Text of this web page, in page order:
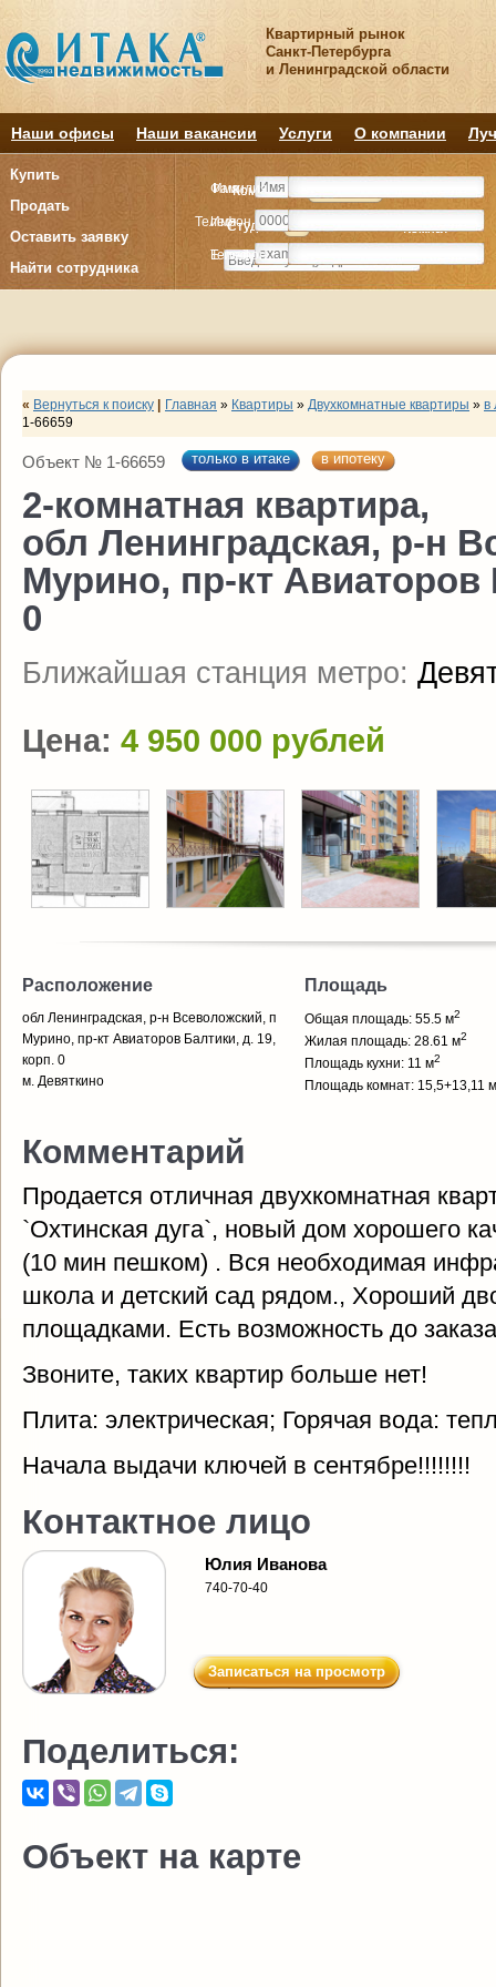
Квартирный рынок
Санкт-Петербурга
и Ленинградской области
Наши офисы Наши вакансии Услуги О компании
Купить
Продать
Оставить заявку
Найти сотрудника
Комнату
Студия Комнат
Комнату
Студия Комнат
Имя
Телефон
E-mail
Фамилия
Имя
Телефон
« Вернуться к поиску Главная » Квартиры » Двухкомнатные квартиры » в
1-66659
Объект № 1-66659 только в итаке в ипотеку
2-комнатная квартира,
обл Ленинградская, р-н
Мурино, пр-кт Авиаторов
0
Ближайшая станция метро:
Цена: 4 950 000 рублей
Расположение
обл Ленинградская, р-н Всеволожский, п
Мурино, пр-кт Авиаторов Балтики, д. 19,
корп. 0
м. Девяткино
Площадь
Общая площадь: 55.5 м2
Жилая площадь: 28.61 м2
Площадь кухни: 11 м2
Площадь комнат: 15,5+13,11 м
Комментарий
Продается отличная двухкомнатная
`Охтинская дуга`, новый дом хорошего
(10 мин пешком) . Вся необходимая
школа и детский сад рядом., Хороший
площадками. Есть возможность до
Звоните, таких квартир больше нет!
Плита: электрическая; Горячая вода:
Начала выдачи ключей в сентябре!!!!!!!!
Контактное лицо
Юлия Иванова
740-70-40
Записаться на просмотр
Поделиться:
Объект на карте